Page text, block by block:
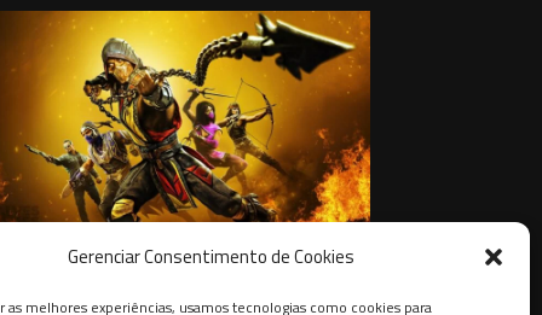
Gerenciar Consentimento de Cookies
as melhores experiências, usamos tecnologias como cookies para
Kombat 12 Pode Ser o Próximo Jogo
da NetherRealm, Diz Insider